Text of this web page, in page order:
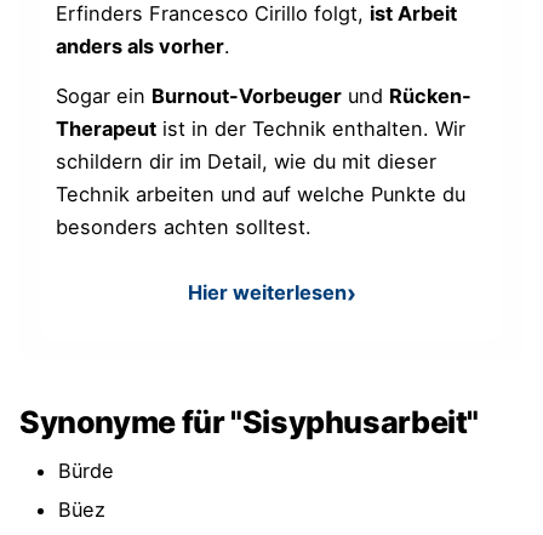
Erfinders Francesco Cirillo folgt, ist Arbeit
anders als vorher.
Sogar ein Burnout-Vorbeuger und Rücken-
Therapeut ist in der Technik enthalten. Wir
schildern dir im Detail, wie du mit dieser
Technik arbeiten und auf welche Punkte du
besonders achten solltest.
Hier weiterlesen: Pomodoro-Technik
Synonyme für "Sisyphusarbeit"
Bürde
Büez